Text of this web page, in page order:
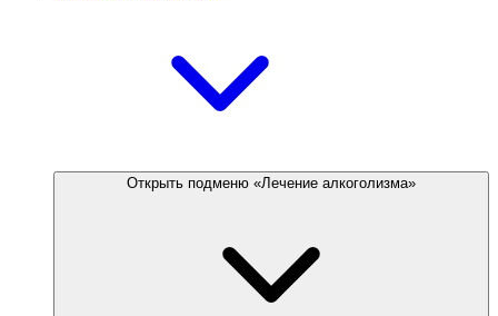
Открыть подменю «Лечение алкоголизма»